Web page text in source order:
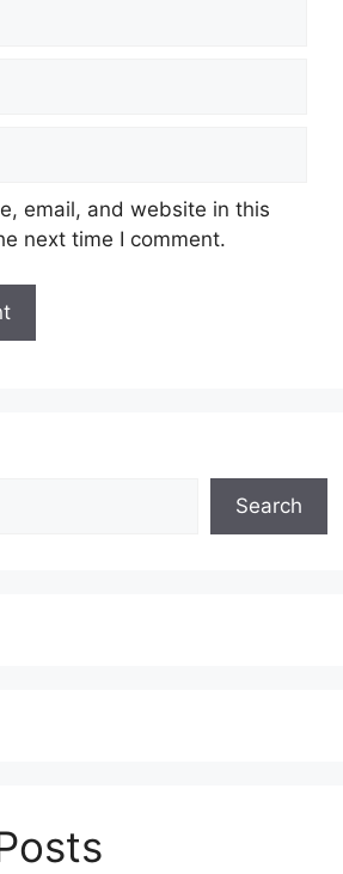
email, and website in this
next time I comment.
Search